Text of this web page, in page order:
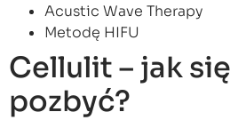
Acustic Wave Therapy
Metodę HIFU
Cellulit – jak
pozbyć?